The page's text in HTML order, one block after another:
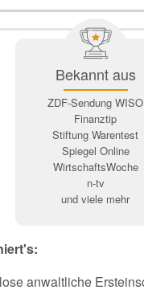
Bekannt aus
ZDF-Sendung WISO
Finanztip
Stiftung Warentest
Spiegel Online
WirtschaftsWoche
n-tv
und viele mehr
anwaltliche